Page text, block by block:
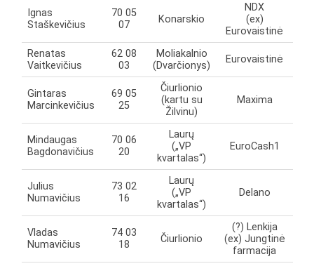
Ignas
Staškevičius
70 05
07
Konarskio
NDX
(ex)
Eurovaistinė
Renatas
Vaitkevičius
62 08
03
Moliakalnio
(Dvarčionys)
Eurovaistinė
Gintaras
Marcinkevičius
69 05
25
Čiurlionio
(kartu su
Žilvinu)
Maxima
Mindaugas
Bagdonavičius
70 06
20
Laurų
(„VP
kvartalas“)
EuroCash1
Julius
Numavičius
73 02
16
Laurų
(„VP
kvartalas“)
Delano
Vladas
Numavičius
74 03
18
Čiurlionio
(?) Lenkija
(ex) Jungtinė
farmacija